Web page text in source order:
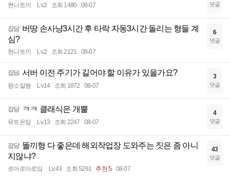
현나토끼 Lv.2 조회 1480 08-07 댓글
잡담 버땅 손사냥3시간 후 타락 자동3시간 돌리는 형들 계
심?
현나토끼 Lv.2 조회 2121 08-07
6
댓글
잡담 서버 이전 주기가 길어야 할 이유가 있을가요?
왕소알붕 Lv.14 조회 1872 08-07
3
댓글
잡담 ㅋㅋ 클래식은 개뿔
뮤트온탑 Lv.13 조회 2247 08-07
4
댓글
잡담 똘끼형 다 좋은데 해외작업장 도와주는 짓은 좀 아니
지않냐?
로아로아로앜 Lv.43 조회 5261 추천 5 08-07
43
댓글